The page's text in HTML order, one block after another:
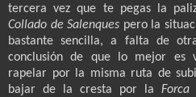
tercera vez que te pegas la
Collado de Salenques pero la
bastante sencilla, a falta de
conclusión de que lo mejor es
rapelar por la misma ruta de
bajar de la cresta por la Forca